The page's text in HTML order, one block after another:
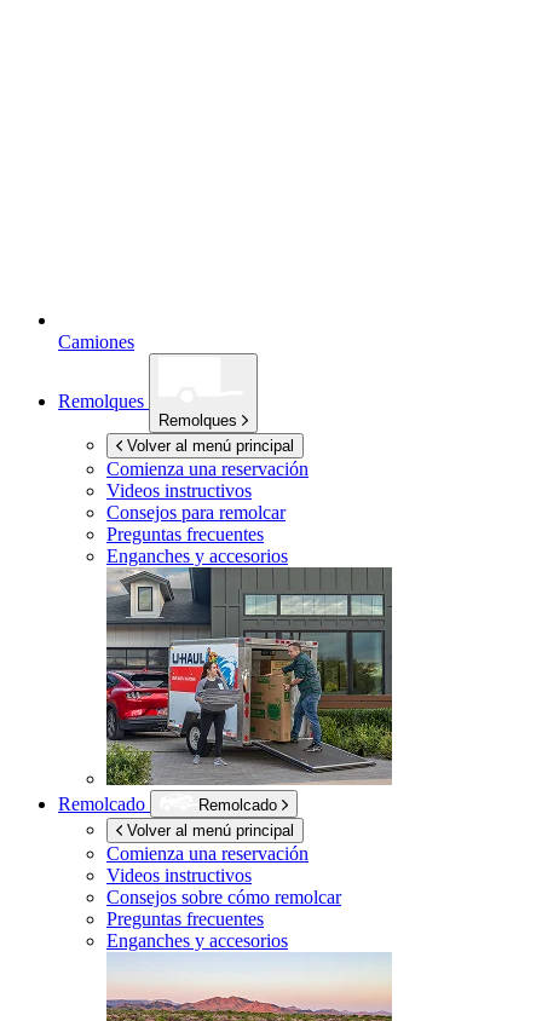
Camiones
Remolques
Remolques
Volver al menú principal
Comienza una reservación
Videos instructivos
Consejos para remolcar
Preguntas frecuentes
Enganches y accesorios
Remolcado
Remolcado
Volver al menú principal
Comienza una reservación
Videos instructivos
Consejos sobre cómo remolcar
Preguntas frecuentes
Enganches y accesorios